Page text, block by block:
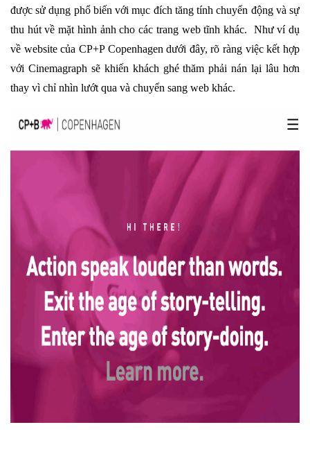
được sử dụng phổ biến với mục đích tăng tính chuyển động và sự
thu hút về mặt hình ảnh cho các trang web tĩnh khác. Như ví dụ
về website của CP+P Copenhagen dưới đây, rõ ràng việc kết hợp
với Cinemagraph sẽ khiến khách ghé thăm phải nán lại lâu hơn
thay vì chỉ nhìn lướt qua và chuyển sang web khác.